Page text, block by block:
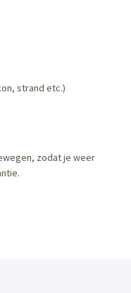
strand etc.)
zodat je weer